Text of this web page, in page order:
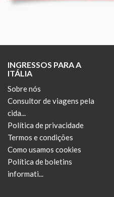
INGRESSOS PARA A
ITÁLIA
Sobre nós
Consultor de viagens pela
cida...
Política de privacidade
Termos e condições
Como usamos cookies
Política de boletins
informati...